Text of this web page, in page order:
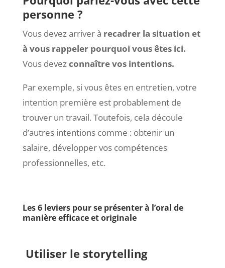
personne ?
Vous devez arriver à recadrer la situation et
à vous rappeler pourquoi vous êtes ici.
Vous devezconnaître vos intentions.
Par exemple, si vous êtes en entretien, votre
intention première est probablement de
trouver un travail. Toutefois, cela découle
d’autres intentions comme : obtenir un
salaire, développer vos compétences
professionnelles, etc.
Les 6 leviers pour se présenter à l’oral de
manière efficace et originale
Utiliser le storytelling